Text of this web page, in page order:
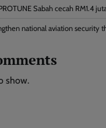
Sabah cecah RM1.4
national aviation security
show.